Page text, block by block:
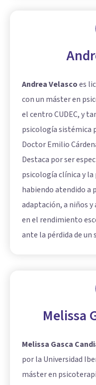
Andrea Velascoes
con un máster en
el centro CUDEC, y
psicología sistémica
Doctor Emilio
Destaca por ser
psicología clínica y
habiendo atendido a
adaptación, a niños
en el rendimiento
ante la pérdida de un
Melissa
Melissa Gasca
por la Universidad
máster en